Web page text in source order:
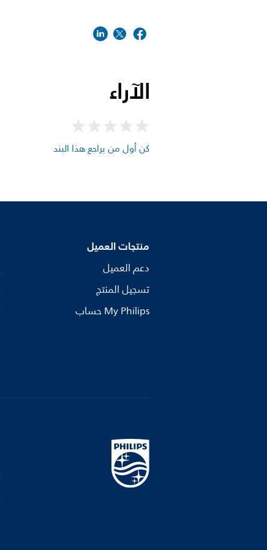
الآراء
كن أول من يراجع هذا البند
منتجات العميل
دعم العميل
تسجيل المنتج
My Philips حساب